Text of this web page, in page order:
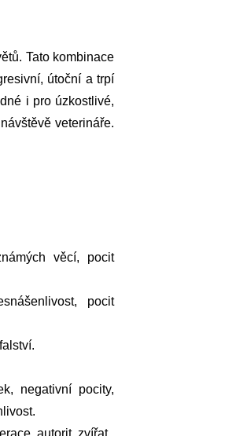
Tato kombinace
útoční a trpí
i pro úzkostlivé,
veterináře.
věcí, pocit
pocit
negativní pocity,
autorit, zvířat